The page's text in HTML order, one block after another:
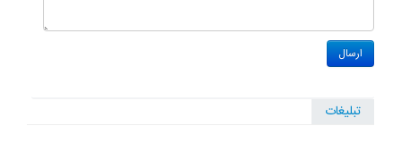
تبلیغات